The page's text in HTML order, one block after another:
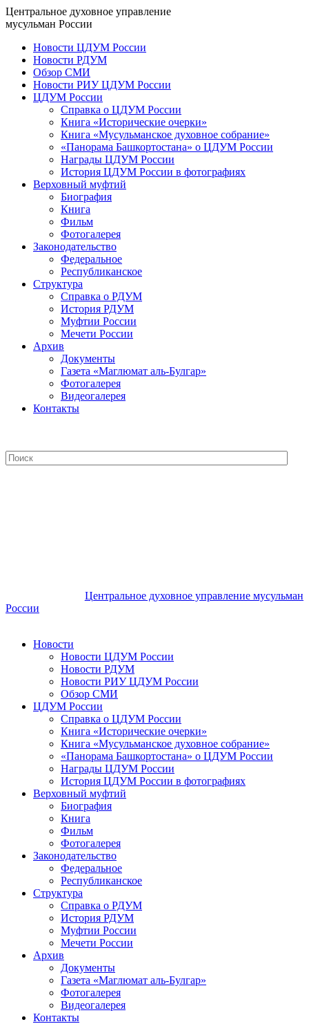
Центральное духовное управление
мусульман России
Новости ЦДУМ России
Новости РДУМ
Обзор СМИ
Новости РИУ ЦДУМ России
ЦДУМ России
Справка о ЦДУМ России
Книга «Исторические очерки»
Книга «Мусульманское духовное собрание»
«Панорама Башкортостана» о ЦДУМ России
Награды ЦДУМ России
История ЦДУМ России в фотографиях
Верховный муфтий
Биография
Книга
Фильм
Фотогалерея
Законодательство
Федеральное
Республиканское
Структура
Справка о РДУМ
История РДУМ
Муфтии России
Мечети России
Архив
Документы
Газета «Маглюмат аль-Булгар»
Фотогалерея
Видеогалерея
Контакты
Центральное духовное управление мусульман
России
Новости
Новости ЦДУМ России
Новости РДУМ
Новости РИУ ЦДУМ России
Обзор СМИ
ЦДУМ России
Справка о ЦДУМ России
Книга «Исторические очерки»
Книга «Мусульманское духовное собрание»
«Панорама Башкортостана» о ЦДУМ России
Награды ЦДУМ России
История ЦДУМ России в фотографиях
Верховный муфтий
Биография
Книга
Фильм
Фотогалерея
Законодательство
Федеральное
Республиканское
Структура
Справка о РДУМ
История РДУМ
Муфтии России
Мечети России
Архив
Документы
Газета «Маглюмат аль-Булгар»
Фотогалерея
Видеогалерея
Контакты